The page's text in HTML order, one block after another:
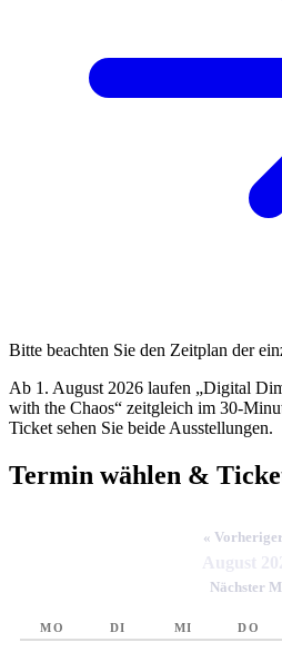
Bitte beachten Sie den Zeitplan der
Ab 1. August 2026 laufen „Digital
with the Chaos“ zeitgleich im 30-
Ticket sehen Sie beide Ausstellungen.
Termin wählen &
«
Nächster
MO DI MI DO